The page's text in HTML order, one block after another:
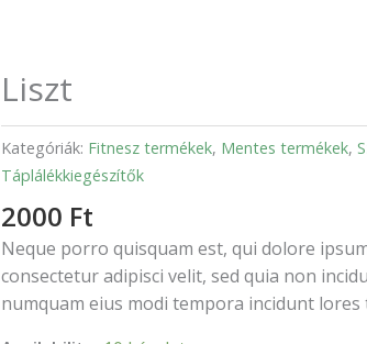
Liszt
Kategóriák: Fitnesz termékek, Mentes termékek,
Táplálékkiegészítők
2000 Ft
Neque porro quisquam est, qui dolore
consectetur adipisci velit, sed quia non
numquam eius modi tempora incidunt lores
Liszt
mennyiség